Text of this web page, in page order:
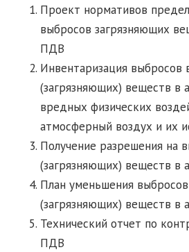
Проект нормативов
выбросов загрязняющих
ПДВ
Инвентаризация выбросов
(загрязняющих) веществ в
вредных физических
атмосферный воздух и их
Получение разрешения на
(загрязняющих) веществ в
План уменьшения
(загрязняющих) веществ в
Технический отчет по
ПДВ